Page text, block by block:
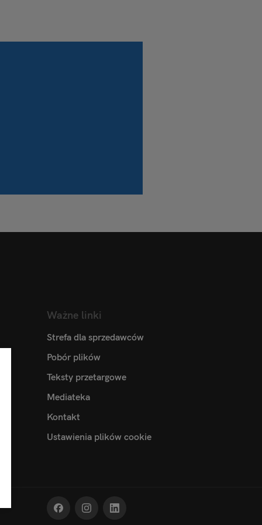
Ważne linki
Strefa dla sprzedawców
Pobór plików
Teksty przetargowe
Mediateka
Kontakt
Ustawienia plików cookie